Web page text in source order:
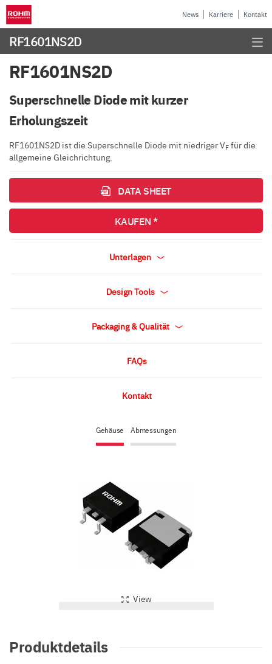
News Karriere Kontakt
RF1601NS2D
Gehäuse Abmessungen
View
RF1601NS2D
Superschnelle Diode mit kurzer
Erholungszeit
RF1601NS2D ist die Superschnelle Diode mit niedriger VF für die
allgemeine Gleichrichtung.
DATA SHEET
KAUFEN *
Unterlagen
Design Tools
Packaging & Qualität
FAQs
Kontakt
Produktdetails